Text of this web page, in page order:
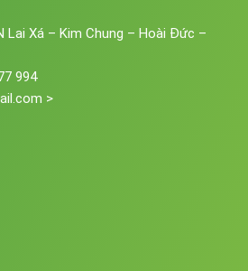
Lai Xá – Kim Chung – Hoài Đức –
994
>